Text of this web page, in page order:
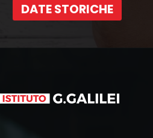
DATE STORICHE